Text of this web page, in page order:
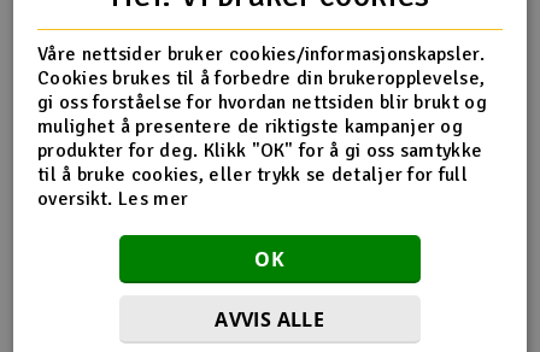
Raketter
Smarthjem, lek & hobby
Solenergi
Sparkesykler & elkjøretøy
Verktøy, utstyr & tilbehør
Produktinformasjon
Modellens hjerne og styringskort.
Flere detaljer
Produktet er
UDI MiniDrone - Quadrocopter RTF
Våre nettsider bruker cookies/informasjonskapsler.
Cookies brukes til å forbedre din brukeropplevelse,
gi oss forståelse for hvordan nettsiden blir brukt og
mulighet å presentere de riktigste kampanjer og
produkter for deg. Klikk "OK" for å gi oss samtykke
til å bruke cookies, eller trykk se detaljer for full
oversikt. Les mer
OK
AVVIS ALLE